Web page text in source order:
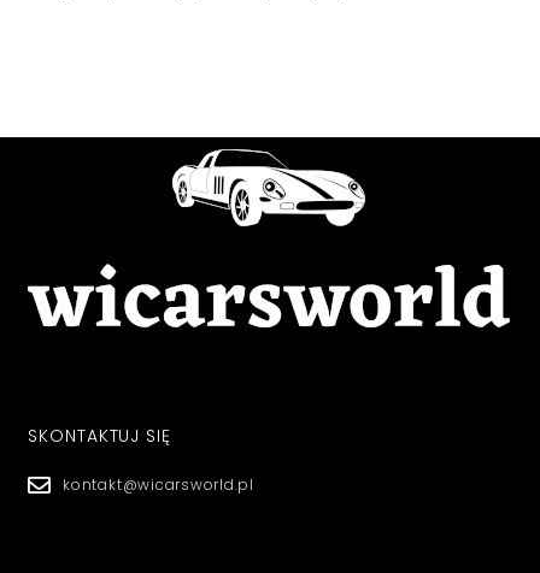
SKONTAKTUJ SIĘ
kontakt@wicarsworld.pl